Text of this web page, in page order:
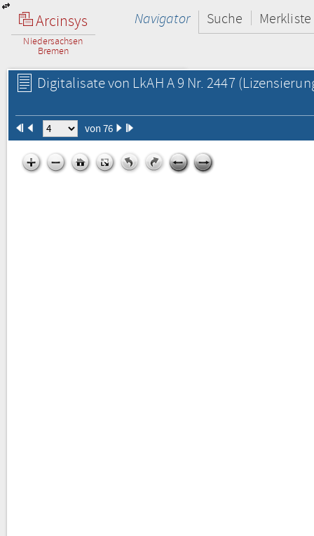
Arcinsys
Niedersachsen
Bremen
Navigator Suche Merkliste
Digitalisate von LkAH A 9 Nr. 2447
von 76